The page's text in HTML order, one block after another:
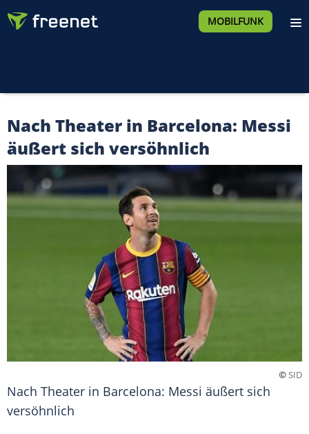
MOBILFUNK
Nach Theater in Barcelona: Messi
äußert sich versöhnlich
©SID
Nach Theater in Barcelona: Messi äußert sich
versöhnlich